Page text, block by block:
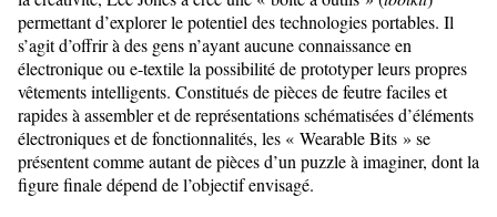
permettant d’explorer le potentiel des technologies portables. Il
s’agit d’offrir à des gens n’ayant aucune connaissance en
électronique ou e-textile la possibilité de prototyper leurs propres
vêtements intelligents. Constitués de pièces de feutre faciles et
rapides à assembler et de représentations schématisées d’éléments
électroniques et de fonctionnalités, les « Wearable Bits » se
présentent comme autant de pièces d’un puzzle à imaginer, dont la
figure finale dépend de l’objectif envisagé.